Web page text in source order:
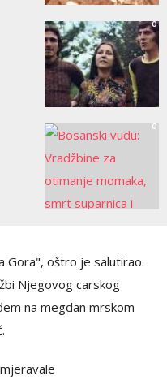
0
0
Gora", oštro je salutirao.
Njegovog carskog
na megdan mrskom